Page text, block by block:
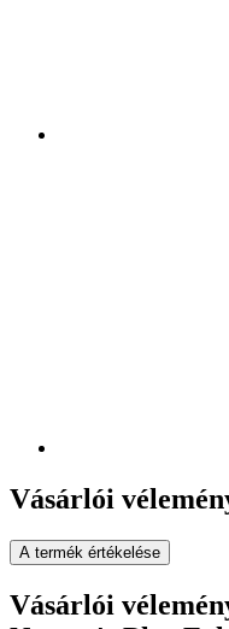
Vásárlói
A termék értékelése
Vásárlói